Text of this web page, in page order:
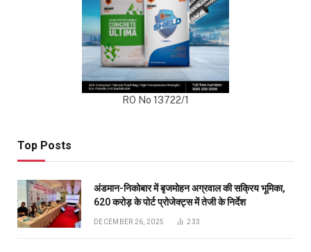
RO No 13722/1
Top Posts
अंडमान-निकोबार में बृजमोहन अग्रवाल की सक्रिय भूमिका,
620 करोड़ के पोर्ट प्रोजेक्ट्स में तेजी के निर्देश
DECEMBER 26, 2025 233